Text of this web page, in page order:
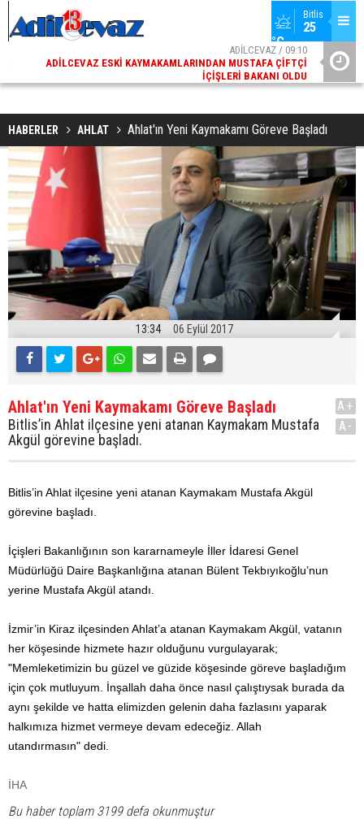
Bitlis
25
°C
ADİLCEVAZ / 09:10
ADILCEVAZ ESKI KAYMAKAMLARINDAN MUSTAFA ÇIFTÇI
İÇIŞLERI BAKANI OLDU
HABERLER AHLAT Ahlat'ın Yeni Kaymakamı Göreve Başladı
13:34 06 Eylül 2017
Ahlat'ın Yeni Kaymakamı Göreve Başladı
Bitlis’in Ahlat ilçesine yeni atanan Kaymakam Mustafa
Akgül görevine başladı.
A+
A-
Bitlis’in Ahlat ilçesine yeni atanan Kaymakam Mustafa Akgül
görevine başladı.
İçişleri Bakanlığının son kararnameyle İller İdaresi Genel
Müdürlüğü Daire Başkanlığına atanan Bülent Tekbıyıkoğlu’nun
yerine Mustafa Akgül atandı.
İzmir’in Kiraz ilçesinden Ahlat’a atanan Kaymakam Akgül, vatanın
her köşesinde hizmete hazır olduğunu vurgulayarak;
"Memleketimizin bu güzel ve güzide köşesinde göreve başladığım
için çok mutluyum. İnşallah daha önce nasıl çalıştıysak burada da
aynı şekilde ve hatta elimizden gelenin daha fazlasını yaparak
halkımıza hizmet vermeye devam edeceğiz. Allah
utandırmasın" dedi.
İHA
Bu haber toplam 3199 defa okunmuştur